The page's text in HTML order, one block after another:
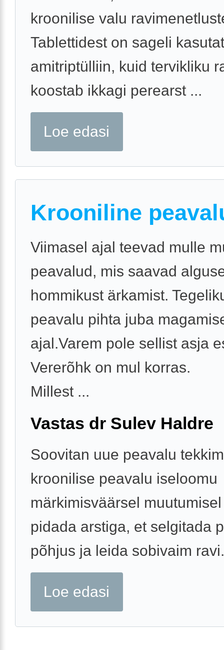
kroonilise valu
Tablettidest on sageli
amitriptülliin, kuid tervikliku
koostab ikkagi perearst ...
Loe edasi
Krooniline
Viimasel ajal teevad mulle
peavalud, mis saavad
hommikust ärkamist.
peavalu pihta juba
ajal.Varem pole sellist asja
Vererõhk on mul korras.
Millest ...
Vastas dr Sulev Haldre
Soovitan uue peavalu
kroonilise peavalu iseloomu
märkimisväärsel
pidada arstiga, et selgitada
põhjus ja leida sobivaim ravi.
Loe edasi